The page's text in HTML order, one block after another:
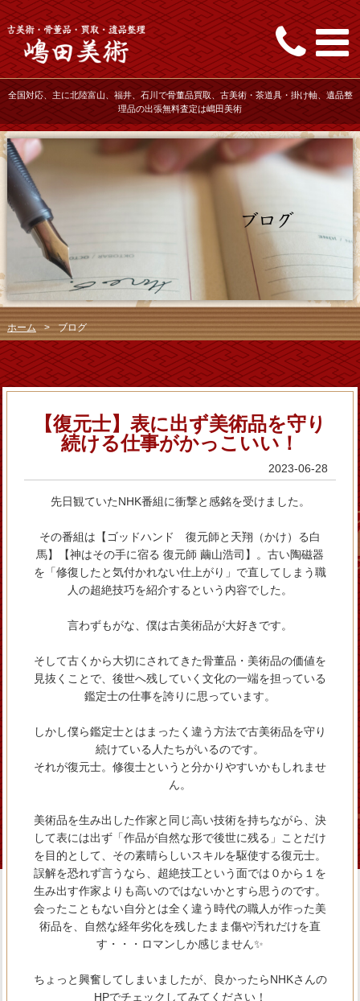
全国対応、主に北陸富山、福井、石川で骨董品買取、古美術・茶道具・掛け軸、遺品整
理品の出張無料査定は嶋田美術
ホーム > ブログ
【復元士】表に出ず美術品を守り
続ける仕事がかっこいい！
2023-06-28
先日観ていたNHK番組に衝撃と感銘を受けました。
その番組は【ゴッドハンド 復元師と天翔（かけ）る白
馬】【神はその手に宿る 復元師 繭山浩司】。古い陶磁器
を「修復したと気付かれない仕上がり」で直してしまう職
人の超絶技巧を紹介するという内容でした。
言わずもがな、僕は古美術品が大好きです。
そして古くから大切にされてきた骨董品・美術品の価値を
見抜くことで、後世へ残していく文化の一端を担っている
鑑定士の仕事を誇りに思っています。
しかし僕ら鑑定士とはまったく違う方法で古美術品を守り
続けている人たちがいるのです。
それが復元士。修復士というと分かりやすいかもしれませ
ん。
美術品を生み出した作家と同じ高い技術を持ちながら、決
して表には出ず「作品が自然な形で後世に残る」ことだけ
を目的として、その素晴らしいスキルを駆使する復元士。
誤解を恐れず言うなら、超絶技工という面では０から１を
生み出す作家よりも高いのではないかとすら思うのです。
会ったこともない自分とは全く違う時代の職人が作った美
術品を、自然な経年劣化を残したまま傷や汚れだけを直
す・・・ロマンしか感じません✨
ちょっと興奮してしまいましたが、良かったらNHKさんの
HPでチェックしてみてください！